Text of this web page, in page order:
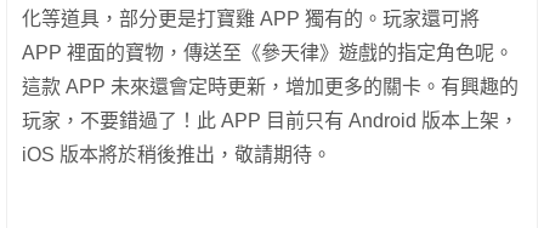
化等道具，部分更是打寶雞 APP 獨有的。玩家還可將
APP 裡面的寶物，傳送至《參天律》遊戲的指定角色呢。
這款 APP 未來還會定時更新，增加更多的關卡。有興趣的
玩家，不要錯過了！此 APP 目前只有 Android 版本上架，
iOS 版本將於稍後推出，敬請期待。